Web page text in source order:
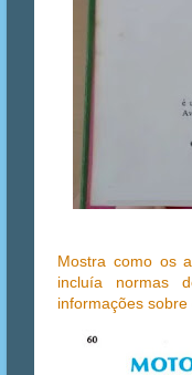
Mostra como os
incluía normas
informações